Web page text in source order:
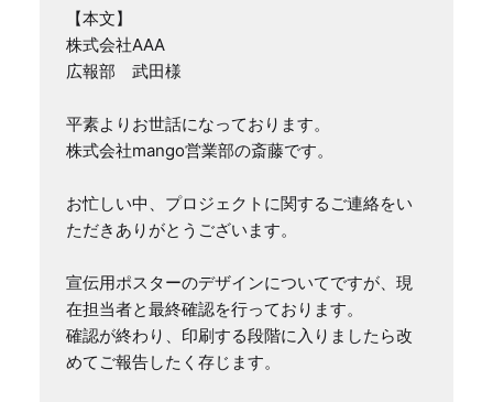
【本文】
株式会社AAA
広報部　武田様
平素よりお世話になっております。
株式会社mango営業部の斎藤です。
お忙しい中、プロジェクトに関するご連絡をい
ただきありがとうございます。
宣伝用ポスターのデザインについてですが、現
在担当者と最終確認を行っております。
確認が終わり、印刷する段階に入りましたら改
めてご報告したく存じます。